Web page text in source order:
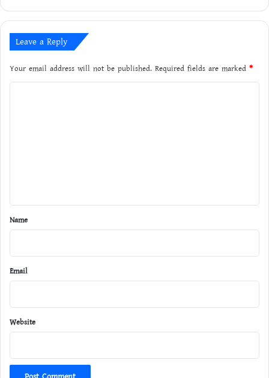
Leave a Reply
Your email address will not be published. Required fields are marked *
*
Name
Email
Website